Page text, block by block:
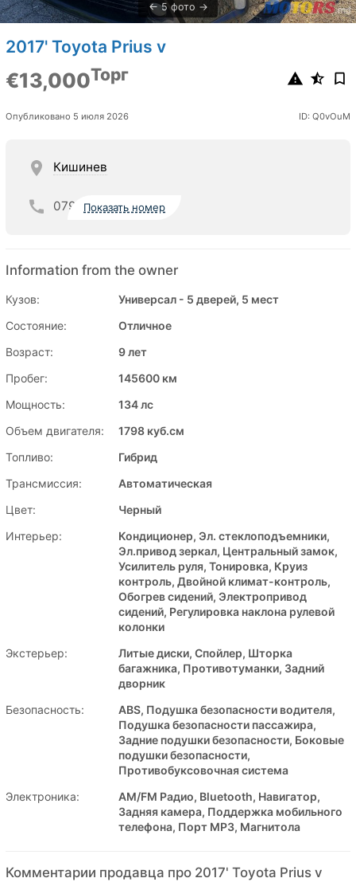
5 фото
2017' Toyota Prius v
€13,000Торг
Опубликовано 5 июля 2026 ID: Q0vOuM
Кишинев
079 Показать номер
Information from the owner
Кузов:
Универсал - 5 дверей, 5 мест
Состояние:
Отличное
Возраст:
9 лет
Пробег:
145600 км
Мощность:
134 лс
Объем двигателя:
1798 куб.см
Топливо:
Гибрид
Трансмиссия:
Автоматическая
Цвет:
Черный
Интерьер:
Кондиционер, Эл. стеклоподъемники,
Эл.привод зеркал, Центральный замок,
Усилитель руля, Тонировка, Круиз
контроль, Двойной климат-контроль,
Обогрев сидений, Электропривод
сидений, Регулировка наклона рулевой
колонки
Экстерьер:
Литые диски, Спойлер, Шторка
багажника, Противотуманки, Задний
дворник
Безопасность:
ABS, Подушка безопасности водителя,
Подушка безопасности пассажира,
Задние подушки безопасности, Боковые
подушки безопасности,
Противобуксовочная система
Электроника:
AM/FM Радио, Bluetooth, Навигатор,
Задняя камера, Поддержка мобильного
телефона, Порт MP3, Магнитола
Комментарии продавца про 2017' Toyota Prius v